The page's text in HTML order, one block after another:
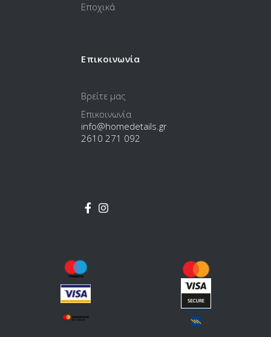
Εποχικά
Επικοινωνία
Βρείτε μας
Επικοινωνία
info@homedetails.gr
2610 271 092